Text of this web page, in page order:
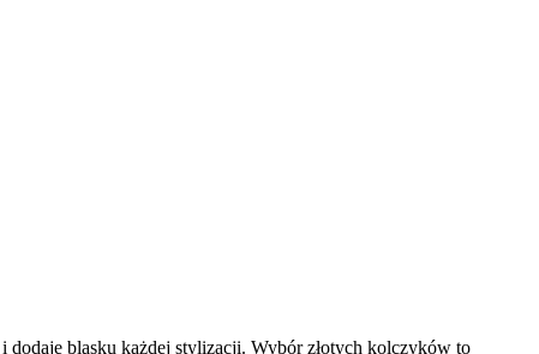
blasku każdej stylizacji. Wybór złotych kolczyków to